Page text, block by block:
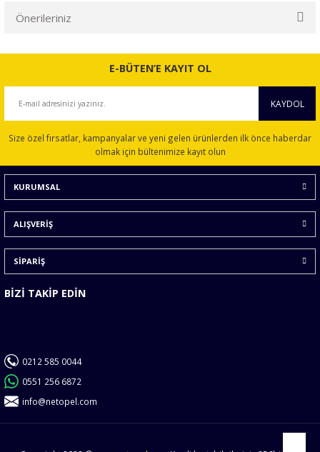
Önerileriniz
Bu ürünün fiyat bilgisi, resim, ürün açıklamalarında ve diğer
konularda yetersiz gördüğünüz noktaları öneri formunu
Ürün açıklamasında eksik bilgiler bulunuyor.
Ürün bilgilerinde hatalar bulunuyor.
Ürün fiyatı diğer sitelerden daha pahalı.
Bu ürüne benzer farklı alternatifler olmalı.
E-BÜTEN’E KAYIT OL
KAYDOL
Size özel fırsatlar, kampanyalar ve yeni gelen ürünlerden ilk önce haberdar
olmak için bültenimize kayıt olun
KURUMSAL
ALIŞVERİŞ
SİPARİŞ
BİZİ TAKİP EDİN
0212 585 0044
0551 256 6872
info@netopel.com